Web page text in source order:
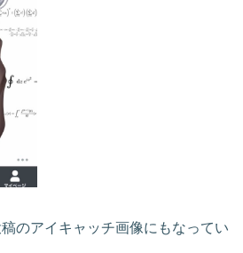
のアイキャッチ画像にもなってい